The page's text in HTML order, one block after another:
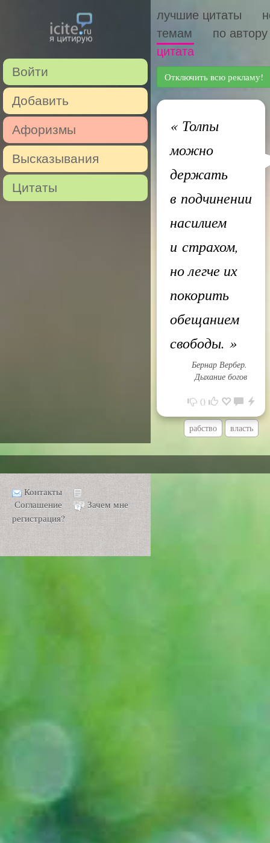
Войти
Добавить
Афоризмы
Высказывания
Цитаты
лучшие цитаты
темам
по автору
цитата
Отключить всю рекламу!
«Толпы
можно
держать
в подчинении
насилием
и страхом,
но легче их
покорить
обещанием
свободы. »
Бернар Вербер.
Дыхание богов
0
рабство власть
Контакты
Соглашение
Зачем мне
регистрация?